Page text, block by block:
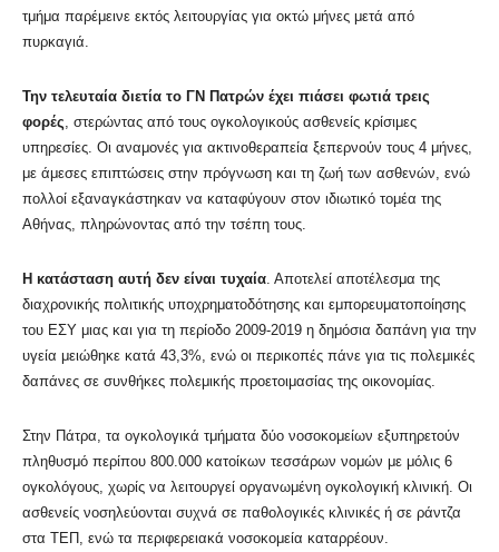
τμήμα παρέμεινε εκτός λειτουργίας για οκτώ μήνες μετά από
πυρκαγιά.
Την τελευταία διετία το ΓΝ Πατρών έχει πιάσει φωτιά τρεις
φορές , στερώντας από τους ογκολογικούς ασθενείς κρίσιμες
υπηρεσίες. Οι αναμονές για ακτινοθεραπεία ξεπερνούν τους 4 μήνες,
με άμεσες επιπτώσεις στην πρόγνωση και τη ζωή των ασθενών, ενώ
πολλοί εξαναγκάστηκαν να καταφύγουν στον ιδιωτικό τομέα της
Αθήνας, πληρώνοντας από την τσέπη τους.
Η κατάσταση αυτή δεν είναι τυχαία . Αποτελεί αποτέλεσμα της
διαχρονικής πολιτικής υποχρηματοδότησης και εμπορευματοποίησης
του ΕΣΥ μιας και για τη περίοδο 2009-2019 η δημόσια δαπάνη για την
υγεία μειώθηκε κατά 43,3%, ενώ οι περικοπές πάνε για τις πολεμικές
δαπάνες σε συνθήκες πολεμικής προετοιμασίας της οικονομίας.
Στην Πάτρα, τα ογκολογικά τμήματα δύο νοσοκομείων εξυπηρετούν
πληθυσμό περίπου 800.000 κατοίκων τεσσάρων νομών με μόλις 6
ογκολόγους, χωρίς να λειτουργεί οργανωμένη ογκολογική κλινική. Οι
ασθενείς νοσηλεύονται συχνά σε παθολογικές κλινικές ή σε ράντζα
στα ΤΕΠ, ενώ τα περιφερειακά νοσοκομεία καταρρέουν.